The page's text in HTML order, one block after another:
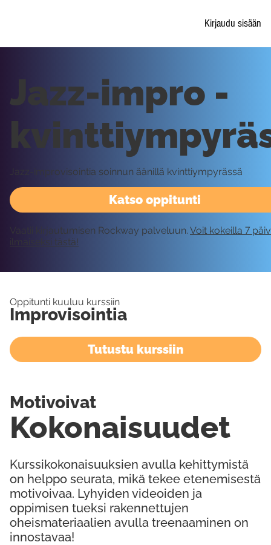
Kirjaudu sisään
Katso oppitunti
Jazz-impro -
Jazz-improvisointia soinnun äänillä kvinttiympyrässä
Vaatii kirjautumisen Rockway palveluun. Voit kokeilla 7
ilmaiseksi tästä!
Oppitunti kuuluu kurssiin
Improvisointia
Tutustu kurssiin
Kurssikokonaisuuksien avulla kehittymistä
on helppo seurata, mikä tekee etenemisestä
motivoivaa. Lyhyiden videoiden ja
oppimisen tueksi rakennettujen
oheismateriaalien avulla treenaaminen on
innostavaa!
Kokonaisuudet
Motivoivat